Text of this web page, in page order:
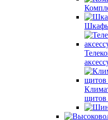
Шкафы
щитов